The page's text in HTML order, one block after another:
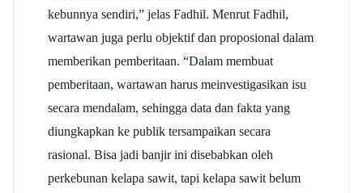
kebunnya sendiri,” jelas Fadhil. Menrut Fadhil,
wartawan juga perlu objektif dan proposional dalam
memberikan pemberitaan. “Dalam membuat
pemberitaan, wartawan harus meinvestigasikan isu
secara mendalam, sehingga data dan fakta yang
diungkapkan ke publik tersampaikan secara
rasional. Bisa jadi banjir ini disebabkan oleh
perkebunan kelapa sawit, tapi kelapa sawit belum